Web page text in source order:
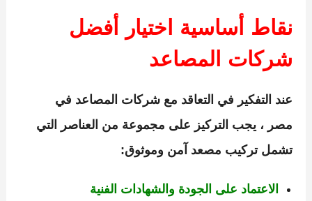
نقاط أساسية اختيار أفضل
شركات المصاعد
عند التفكير في التعاقد مع شركات المصاعد في
مصر ، يجب التركيز على مجموعة من العناصر التي
تشمل تركيب مصعد آمن وموثوق:
الاعتماد على الجودة والشهادات الفنية